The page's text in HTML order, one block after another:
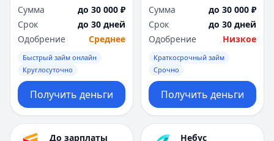
Вся Россия
Вся Россия
Сумма
до 30 000 ₽
Срок
до 30 дней
Одобрение
Среднее
Быстрый займ онлайн
Круглосуточно
Получить деньги
Сумма
до 30 000 ₽
Срок
до 30 дней
Одобрение
Низкое
Краткосрочный займ
Срочно
Получить деньги
До зарплаты Небус